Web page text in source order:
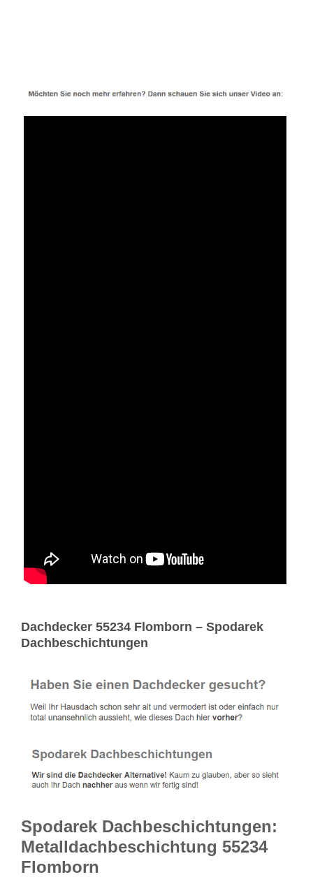
Dachdecker 55234 Flomborn – Spodarek
Dachbeschichtungen
Spodarek Dachbeschichtungen:
Metalldachbeschichtung 55234
Flomborn